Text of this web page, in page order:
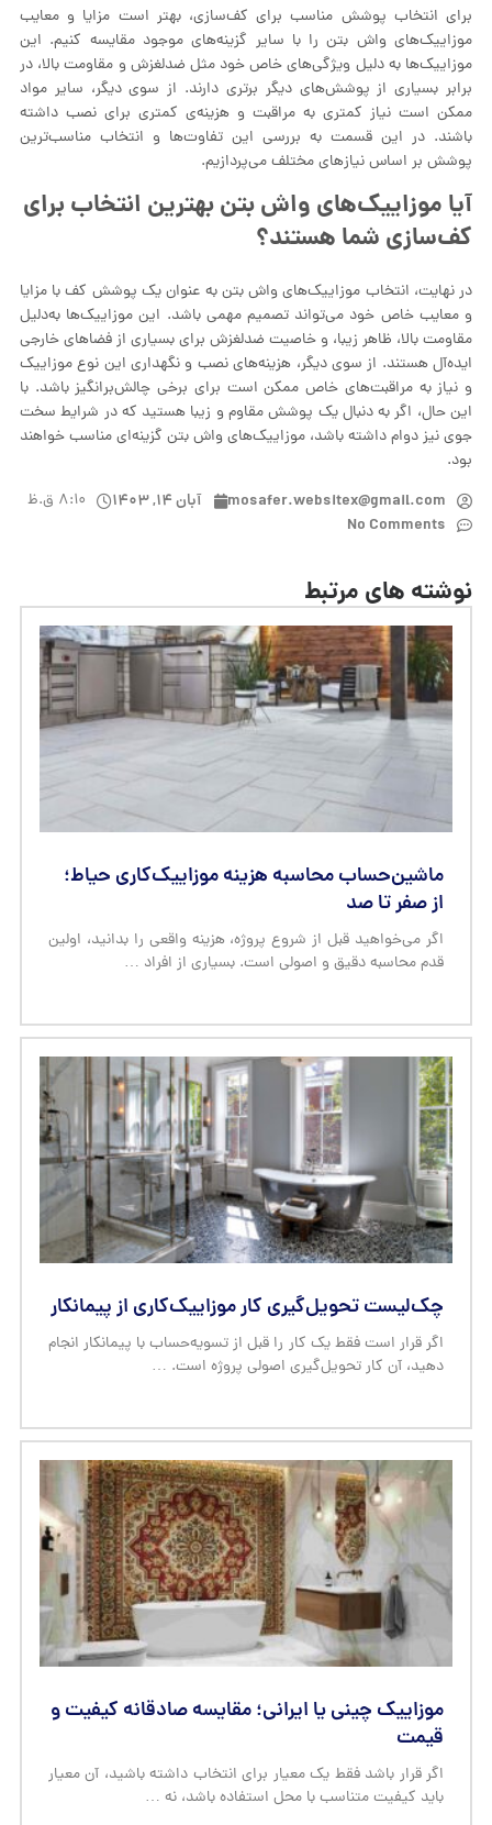
برای انتخاب پوشش مناسب برای کف‌سازی، بهتر است مزایا و معایب
موزاییک‌های واش بتن را با سایر گزینه‌های موجود مقایسه کنیم. این
موزاییک‌ها به دلیل ویژگی‌های خاص خود مثل ضد‌لغزش و مقاومت بالا، در
برابر بسیاری از پوشش‌های دیگر برتری دارند. از سوی دیگر، سایر مواد
ممکن است نیاز کمتری به مراقبت و هزینه‌ی کمتری برای نصب داشته
باشند. در این قسمت به بررسی این تفاوت‌ها و انتخاب مناسب‌ترین
پوشش بر اساس نیازهای مختلف می‌پردازیم.
آیا موزاییک‌های واش بتن بهترین انتخاب برای
کف‌سازی شما هستند؟
در نهایت، انتخاب موزاییک‌های واش بتن به عنوان یک پوشش کف با مزایا
و معایب خاص خود می‌تواند تصمیم مهمی باشد. این موزاییک‌ها به‌دلیل
مقاومت بالا، ظاهر زیبا، و خاصیت ضد‌لغزش برای بسیاری از فضاهای خارجی
ایده‌آل هستند. از سوی دیگر، هزینه‌های نصب و نگهداری این نوع موزاییک
و نیاز به مراقبت‌های خاص ممکن است برای برخی چالش‌برانگیز باشد. با
این حال، اگر به دنبال یک پوشش مقاوم و زیبا هستید که در شرایط سخت
جوی نیز دوام داشته باشد، موزاییک‌های واش بتن گزینه‌ای مناسب خواهند
بود.
mosafer.websitex@gmail.com آبان ۱۴, ۱۴۰۳ ۸:۱۰ ق.ظ
No Comments
نوشته های مرتبط
ماشین‌حساب محاسبه هزینه موزاییک‌کاری حیاط؛
از صفر تا صد
اگر می‌خواهید قبل از شروع پروژه، هزینه واقعی را بدانید، اولین
قدم محاسبه دقیق و اصولی است. بسیاری از افراد …
چک‌لیست تحویل‌گیری کار موزاییک‌کاری از پیمانکار
اگر قرار است فقط یک کار را قبل از تسویه‌حساب با پیمانکار انجام
دهید، آن کار تحویل‌گیری اصولی پروژه است. …
موزاییک چینی یا ایرانی؛ مقایسه صادقانه کیفیت و
قیمت
اگر قرار باشد فقط یک معیار برای انتخاب داشته باشید، آن معیار
باید کیفیت متناسب با محل استفاده باشد، نه …